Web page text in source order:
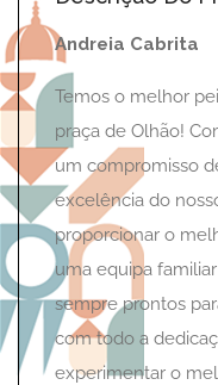
Andreia Cabrita
Temos o melhor
praça de Olhão!
um compromisso
excelência do
proporcionar o
uma equipa
sempre prontos
com todo a
experimentar o